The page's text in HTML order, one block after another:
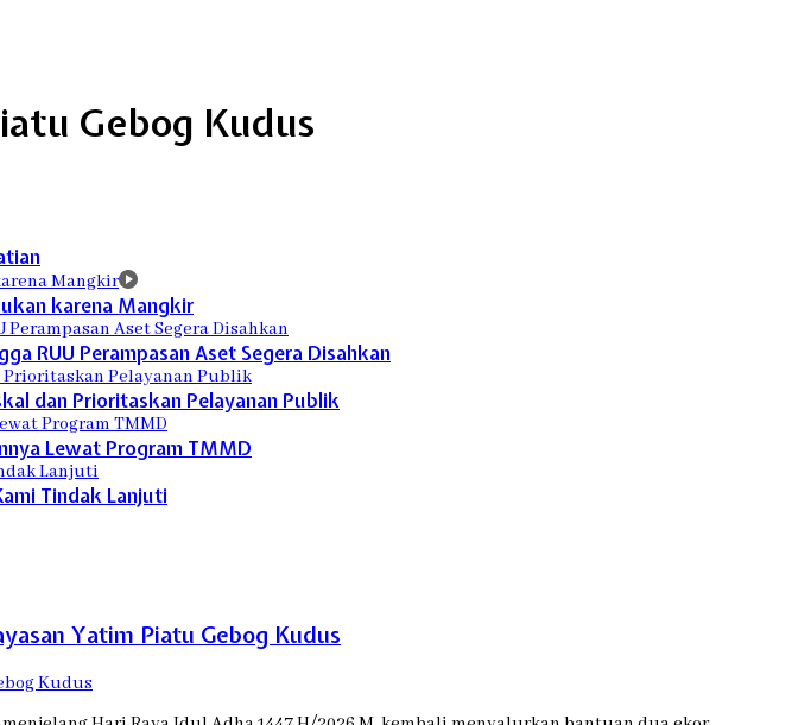
Gebog Kudus
karena Mangkir
RUU Perampasan Aset Segera Disahkan
dan Prioritaskan Pelayanan Publik
Lewat Program TMMD
Tindak Lanjuti
Yatim Piatu Gebog Kudus
Kudus